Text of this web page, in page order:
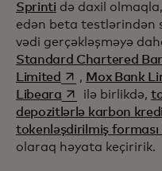
Sprinti də daxil
edən beta testlərindən
vədi gerçəkləşməyə
Standard Chartered
Limited opens in a new
, Mox Bank
Libearaopens in a new
ilə birlikdə,
depozitlərlə karbon
tokenləşdirilmiş forması
olaraq həyata keçiririk.